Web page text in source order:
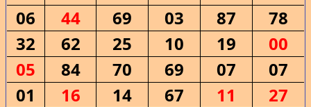
06
44 69 03 87
78
32
62 25 10 19
00
05
84 70 69 07
07
01
16 14 67 11
27